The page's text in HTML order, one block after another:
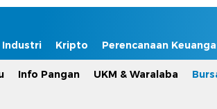
Industri Kripto Perencanaan
Info Pangan UKM & Waralaba